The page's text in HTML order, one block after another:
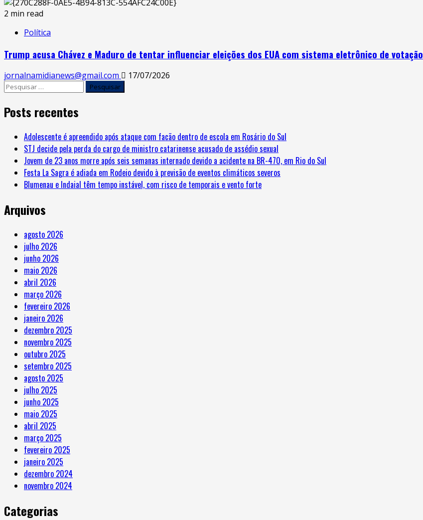
2 min read
Política
Trump acusa Chávez e Maduro de tentar influenciar eleições dos EUA com sistema eletrônico de votação
jornalnamidianews@gmail.com 17/07/2026
Posts recentes
Adolescente é apreendido após ataque com facão dentro de escola em Rosário do Sul
STJ decide pela perda do cargo de ministro catarinense acusado de assédio sexual
Jovem de 23 anos morre após seis semanas internado devido a acidente na BR-470, em Rio do Sul
Festa La Sagra é adiada em Rodeio devido à previsão de eventos climáticos severos
Blumenau e Indaial têm tempo instável, com risco de temporais e vento forte
Arquivos
agosto 2026
julho 2026
junho 2026
maio 2026
abril 2026
março 2026
fevereiro 2026
janeiro 2026
dezembro 2025
novembro 2025
outubro 2025
setembro 2025
agosto 2025
julho 2025
junho 2025
maio 2025
abril 2025
março 2025
fevereiro 2025
janeiro 2025
dezembro 2024
novembro 2024
Categorias